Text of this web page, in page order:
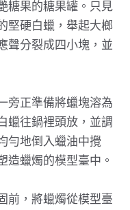
糖果的糖果罐。只見
堅硬白蠟，舉起大榔
聲分裂成四小塊，並
旁正準備將蠟塊溶為
蠟往鍋裡頭放，並調
勻地倒入蠟油中攪
造蠟燭的模型臺中。
前，將蠟燭從模型臺